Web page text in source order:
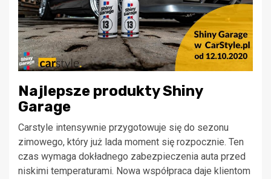
Najlepsze produkty Shiny
Garage
Carstyle intensywnie przygotowuje się do sezonu
zimowego, który już lada moment się rozpocznie. Ten
czas wymaga dokładnego zabezpieczenia auta przed
niskimi temperaturami. Nowa współpraca daje klientom